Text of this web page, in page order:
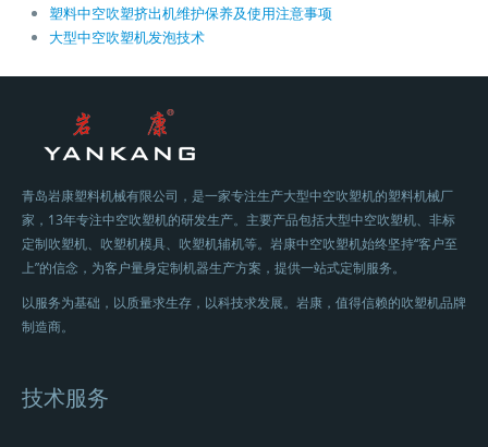
塑料中空吹塑挤出机维护保养及使用注意事项
大型中空吹塑机发泡技术
青岛岩康塑料机械有限公司，是一家专注生产大型中空吹塑机的塑料机械厂
家，13年专注中空吹塑机的研发生产。主要产品包括大型中空吹塑机、非标
定制吹塑机、吹塑机模具、吹塑机辅机等。岩康中空吹塑机始终坚持“客户至
上”的信念，为客户量身定制机器生产方案，提供一站式定制服务。
以服务为基础，以质量求生存，以科技求发展。岩康，值得信赖的吹塑机品牌
制造商。
技术服务